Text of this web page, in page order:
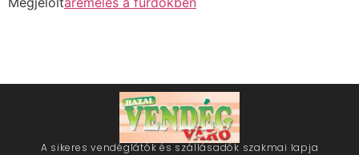
A sikeres vendéglátók és szállásadók szakmai lapja